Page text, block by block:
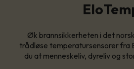
Øk brannsikkerheten i det
trådløse temperatursensorer fra
du at menneskeliv, dyreliv og